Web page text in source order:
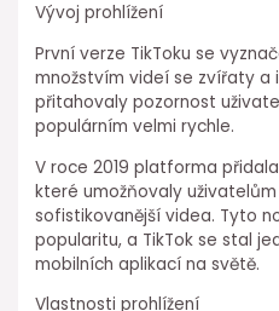
Vývoj prohlížení
První verze TikToku se
množstvím videí se zvířaty a
přitahovaly pozornost
populárním velmi rychle.
V roce 2019 platforma
které umožňovaly
sofistikovanější videa. Tyto
popularitu, a TikTok se stal
mobilních aplikací na světě.
Vlastnosti prohlížení